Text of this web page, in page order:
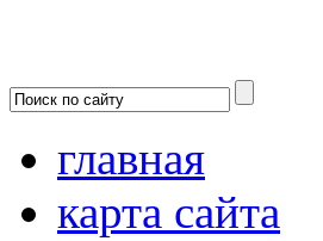
главная
карта сайта